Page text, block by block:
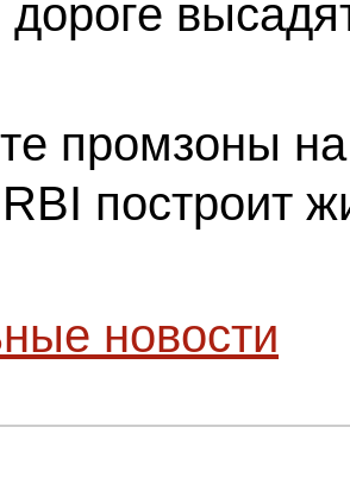
промзоны
построит
новости